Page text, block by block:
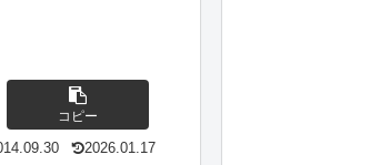
コピー
2026.01.17